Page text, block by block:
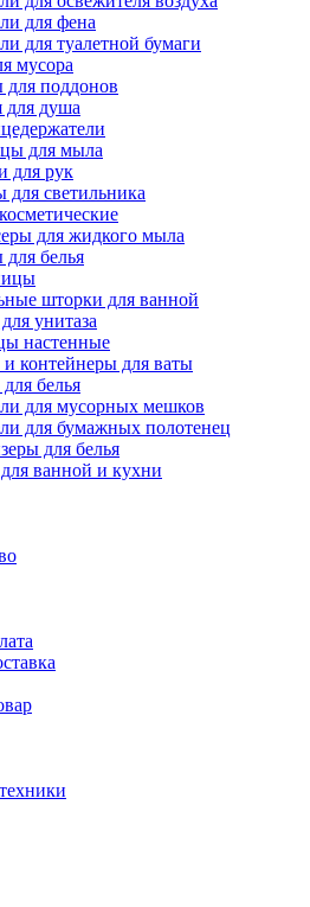
для фена
для туалетной бумаги
мусора
для поддонов
для душа
для мыла
для рук
для светильника
для жидкого мыла
белья
шторки для ванной
унитаза
настенные
контейнеры для ваты
белья
для мусорных мешков
для бумажных полотенец
для белья
ванной и кухни